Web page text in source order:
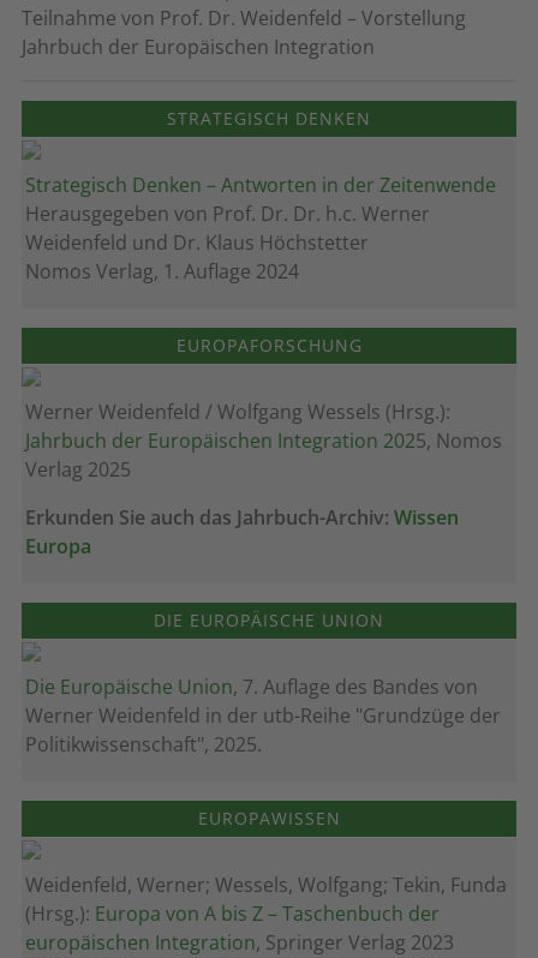
Teilnahme von Prof. Dr. Weidenfeld – Vorstellung
Jahrbuch der Europäischen Integration
STRATEGISCH DENKEN
Strategisch Denken – Antworten in der Zeitenwende
Herausgegeben von Prof. Dr. Dr. h.c. Werner
Weidenfeld und Dr. Klaus Höchstetter
Nomos Verlag, 1. Auflage 2024
EUROPAFORSCHUNG
Werner Weidenfeld / Wolfgang Wessels (Hrsg.):
Jahrbuch der Europäischen Integration 2025, Nomos
Verlag 2025
Erkunden Sie auch das Jahrbuch-Archiv: Wissen
Europa
DIE EUROPÄISCHE UNION
Die Europäische Union, 7. Auflage des Bandes von
Werner Weidenfeld in der utb-Reihe "Grundzüge der
Politikwissenschaft", 2025.
EUROPAWISSEN
Weidenfeld, Werner; Wessels, Wolfgang; Tekin, Funda
(Hrsg.): Europa von A bis Z – Taschenbuch der
europäischen Integration, Springer Verlag 2023